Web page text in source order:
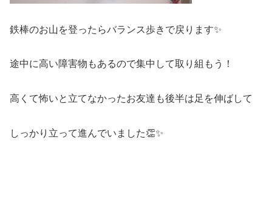
鉄棒のお山を登ったらバランス歩きで戻ります✨
途中に高い障害物もあるので集中して取り組もう！
高くて怖いと立てなかったお友達も後半は足を伸ばして
しっかり立って進んでいました👏✨